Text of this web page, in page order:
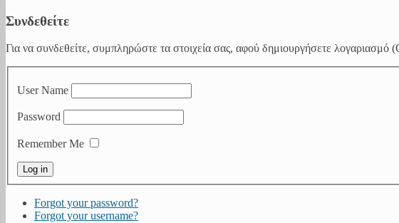
Συνδεθείτε
Για να συνδεθείτε, συμπληρώστε τα στοιχεία σας, αφού δημιουργήσετε λογαριασμό
User Name
Password
Remember Me
Forgot your password?
Forgot your username?